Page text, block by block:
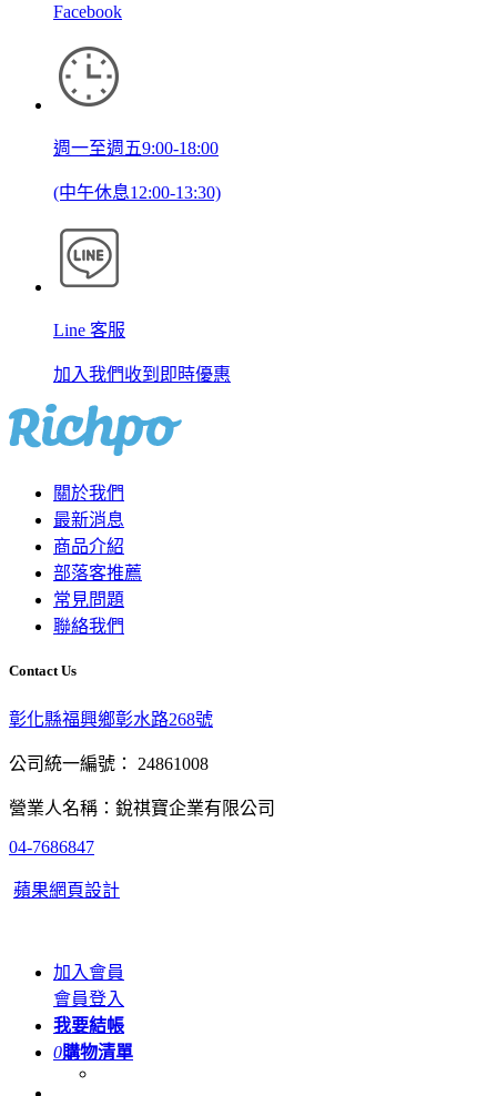
Facebook
週一至週五9:00-18:00
(中午休息12:00-13:30)
Line 客服
加入我們收到即時優惠
關於我們
最新消息
商品介紹
部落客推薦
常見問題
聯絡我們
Contact Us
彰化縣福興鄉彰水路268號
公司統一編號： 24861008
營業人名稱：銳祺寶企業有限公司
04-7686847
蘋果網頁設計
加入會員
會員登入
我要結帳
0購物清單